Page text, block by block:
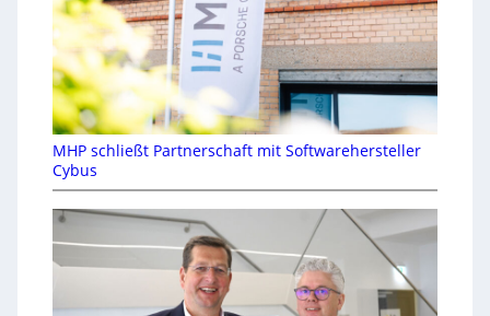
MHP schließt Partnerschaft mit Softwarehersteller
Cybus